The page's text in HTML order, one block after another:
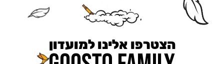
הצטרפו אלינו למועדון